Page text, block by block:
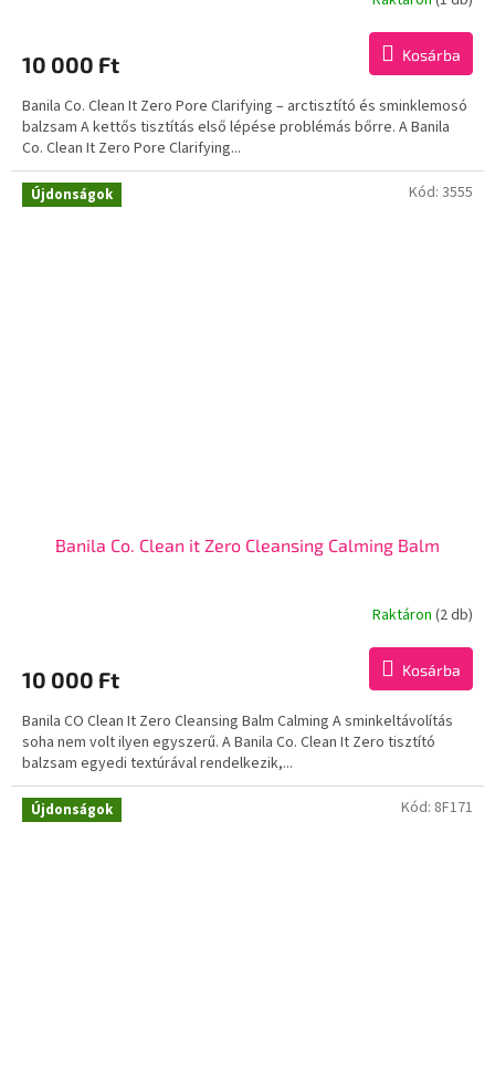
10 000 Ft Kosárba
Banila Co. Clean It Zero Pore Clarifying – arctisztító és sminklemosó
balzsam A kettős tisztítás első lépése problémás bőrre. A Banila
Co. Clean It Zero Pore Clarifying...
Újdonságok
Banila Co. Clean it Zero Cleansing Calming Balm
Raktáron (2 db)
10 000 Ft Kosárba
Banila CO Clean It Zero Cleansing Balm Calming A sminkeltávolítás
soha nem volt ilyen egyszerű. A Banila Co. Clean It Zero tisztító
balzsam egyedi textúrával rendelkezik,...
Kód: 3555
Újdonságok Kód: 8F171